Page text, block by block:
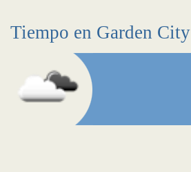
Tiempo en Garden City